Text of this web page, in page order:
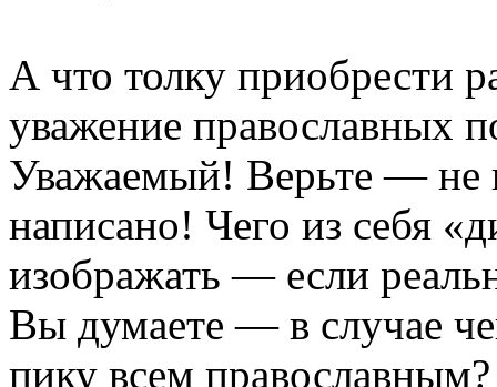
А что толку приобрести
уважение православных
Уважаемый! Верьте — не
написано! Чего из себя
изображать — если
Вы думаете — в случае
пику всем